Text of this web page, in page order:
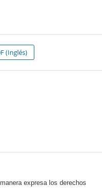
(Inglés)
expresa los derechos